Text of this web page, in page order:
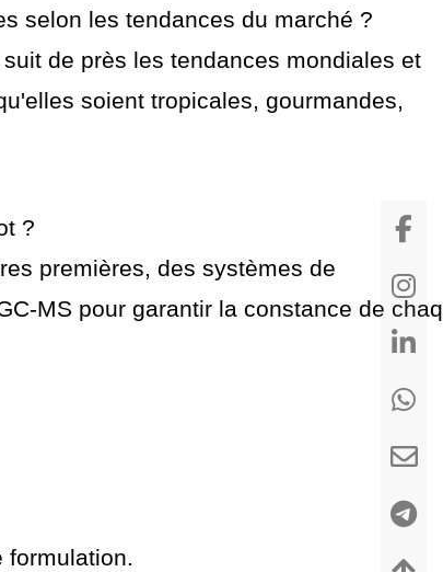
selon les tendances du marché ?
de près les tendances mondiales et
soient tropicales, gourmandes,
?
premières, des systèmes de
MS pour garantir la constance de
formulation.